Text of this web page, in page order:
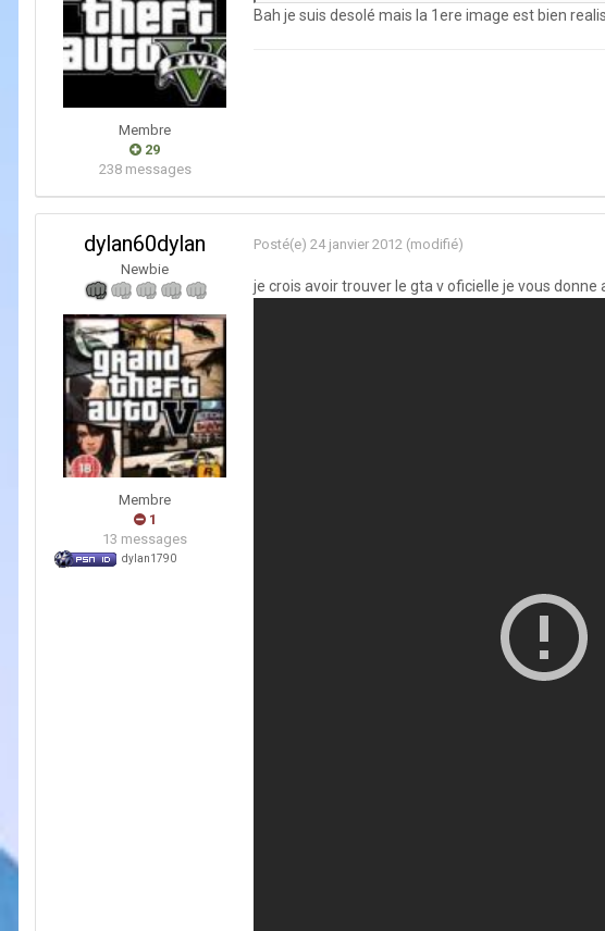
Membre
29
238 messages
Bah je suis desolé mais la 1ere image est bien
dylan60dylan
Newbie
Membre
1
13 messages
dylan1790
Posté(e) 24 janvier 2012 (modifié)
je crois avoir trouver le gta v oficielle je vous donne